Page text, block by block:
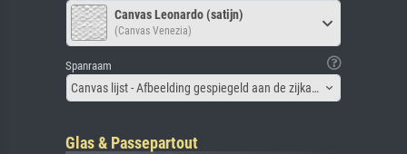
Canvas Leonardo (satijn)
(Canvas Venezia)
Spanraam
Canvas lijst - Afbeelding gespiegeld aan de zijkant
Glas & Passepartout